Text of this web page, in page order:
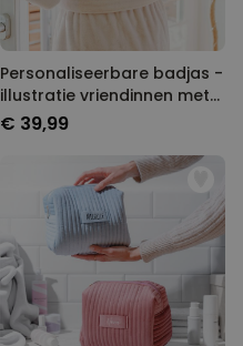
Personaliseerbare badjas -
illustratie vriendinnen met
tekst
€ 39,99